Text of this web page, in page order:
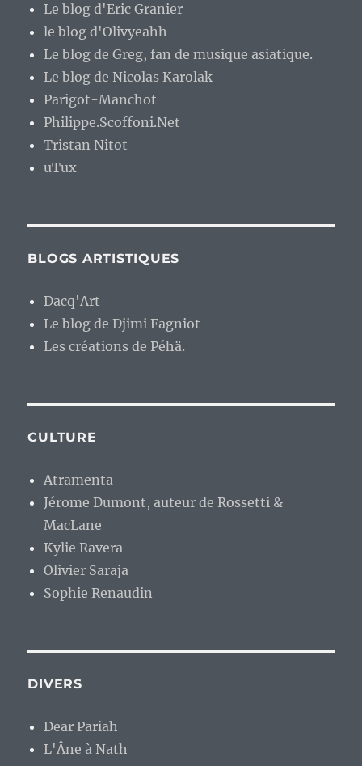
Le blog d'Eric Granier
le blog d'Olivyeahh
Le blog de Greg, fan de musique asiatique.
Le blog de Nicolas Karolak
Parigot-Manchot
Philippe.Scoffoni.Net
Tristan Nitot
uTux
BLOGS ARTISTIQUES
Dacq'Art
Le blog de Djimi Fagniot
Les créations de Péhä.
CULTURE
Atramenta
Jérome Dumont, auteur de Rossetti &
MacLane
Kylie Ravera
Olivier Saraja
Sophie Renaudin
DIVERS
Dear Pariah
L'Âne à Nath